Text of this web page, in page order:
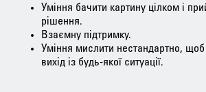
Уміння бачити картину цілком і
рішення.
Взаємну підтримку.
Уміння мислити нестандартно,
вихід із будь-якої ситуації.